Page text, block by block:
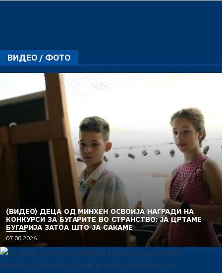
ВИДЕО / ФОТО
(ВИДЕО) ДЕЦА ОД МИНХЕН ОСВОИЈА НАГРАДИ НА
КОНКУРСИ ЗА БУГАРИТЕ ВО СТРАНСТВО: ЈА ЦРТАМЕ
БУГАРИЈА ЗАТОА ШТО ЈА САКАМЕ
07.08.2026